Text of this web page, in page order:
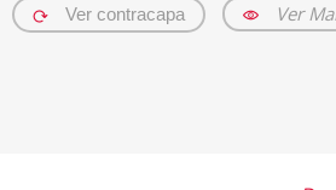
Ver contracapa Ver